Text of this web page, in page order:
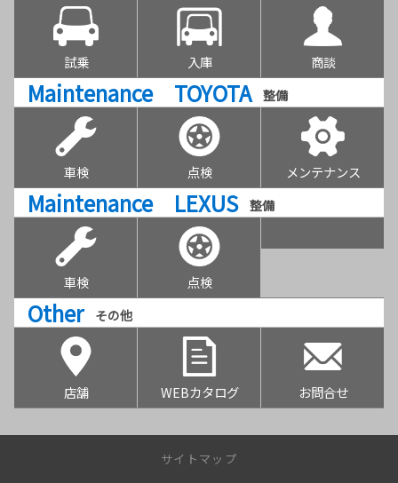
試乗 入庫 商談
Maintenance TOYOTA 整備
車検 点検 メンテナンス
Maintenance LEXUS 整備
車検 点検
Other その他
店舗 WEBカタログ お問合せ
サイトマップ